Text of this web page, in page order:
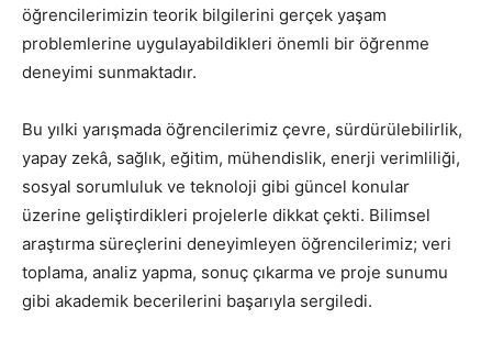
öğrencilerimizin teorik bilgilerini gerçek yaşam
problemlerine uygulayabildikleri önemli bir öğrenme
deneyimi sunmaktadır.
Bu yılki yarışmada öğrencilerimiz çevre, sürdürülebilirlik,
yapay zekâ, sağlık, eğitim, mühendislik, enerji verimliliği,
sosyal sorumluluk ve teknoloji gibi güncel konular
üzerine geliştirdikleri projelerle dikkat çekti. Bilimsel
araştırma süreçlerini deneyimleyen öğrencilerimiz; veri
toplama, analiz yapma, sonuç çıkarma ve proje sunumu
gibi akademik becerilerini başarıyla sergiledi.